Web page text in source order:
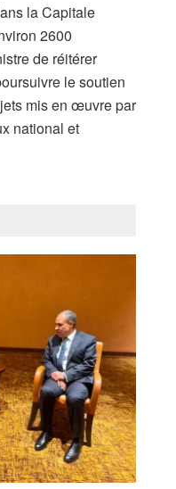
la Capitale
2600
de réitérer
le soutien
mis en œuvre par
national et